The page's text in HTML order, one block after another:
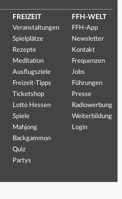
FREIZEIT
Veranstaltungen
Spielplätze
Rezepte
Meditation
Ausflugsziele
Freizeit-Tipps
Ticketshop
Lotto Hessen
Spiele
Mahjong
Backgammon
Quiz
Partys
FFH-WELT
FFH-App
Newsletter
Kontakt
Frequenzen
Jobs
Führungen
Presse
Radiowerbung
Weiterbildung
Login